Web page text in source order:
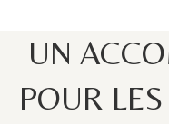
UN
POUR